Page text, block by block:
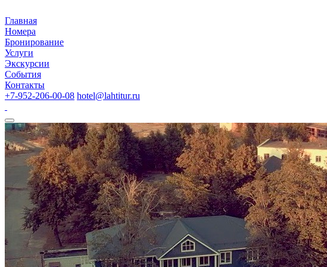
Главная
Номера
Бронирование
Услуги
Экскурсии
События
Контакты
+7-952-206-00-08 hotel@lahtitur.ru